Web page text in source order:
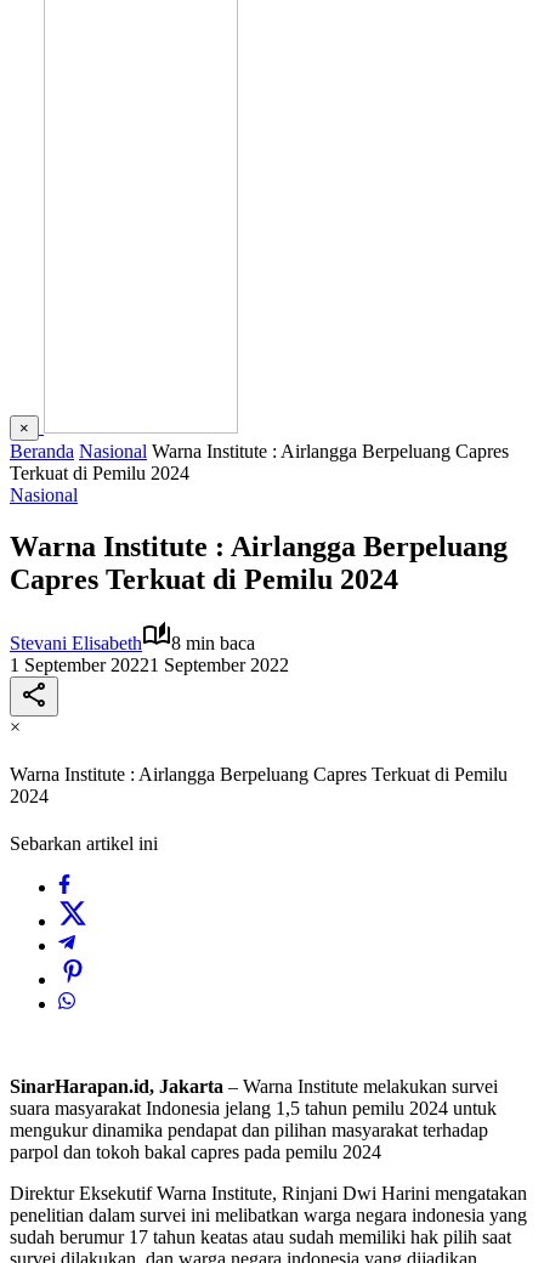
×
Beranda Nasional Warna Institute : Airlangga Berpeluang Capres
Terkuat di Pemilu 2024
Nasional
Warna Institute : Airlangga Berpeluang
Capres Terkuat di Pemilu 2024
Stevani Elisabeth
8 min baca
1 September 20221 September 2022
×
Warna Institute : Airlangga Berpeluang Capres Terkuat di Pemilu
2024
Sebarkan artikel ini
SinarHarapan.id, Jakarta – Warna Institute melakukan survei
suara masyarakat Indonesia jelang 1,5 tahun pemilu 2024 untuk
mengukur dinamika pendapat dan pilihan masyarakat terhadap
parpol dan tokoh bakal capres pada pemilu 2024
Direktur Eksekutif Warna Institute, Rinjani Dwi Harini mengatakan
penelitian dalam survei ini melibatkan warga negara indonesia yang
sudah berumur 17 tahun keatas atau sudah memiliki hak pilih saat